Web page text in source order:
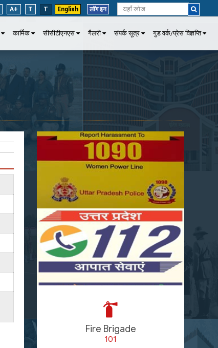
A+ T T English लॉग इन
कार्मिक सीसीटीएनएस गैलरी संपर्क सूत्र गुड वर्क/प्रेस विज्ञप्ति
Fire Brigade
101